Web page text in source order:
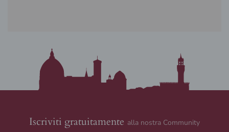
Iscriviti gratuitamente alla nostra Community